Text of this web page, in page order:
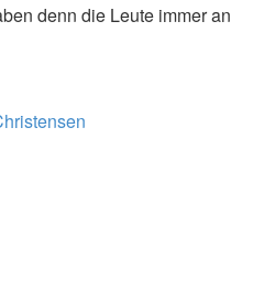
denn die Leute immer an